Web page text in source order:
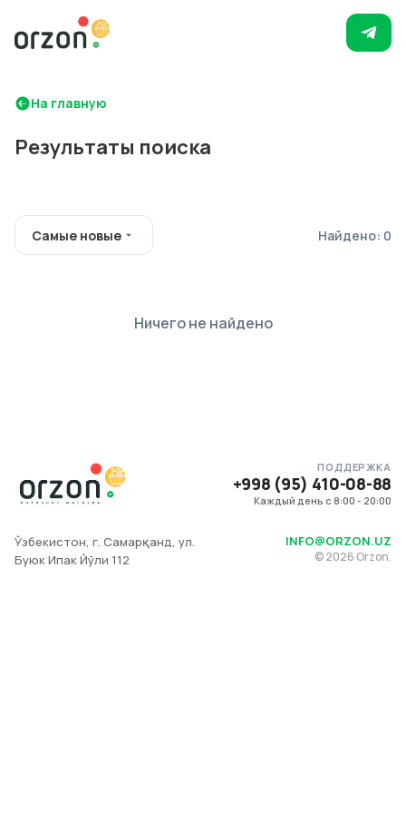
На главную
Результаты поиска
Самые новые Найдено: 0
Ничего не найдено
ПОДДЕРЖКА
+998 (95) 410-08-88
Каждый день с 8:00 - 20:00
Ўзбекистон, г. Самарқанд, ул.
Буюк Ипак Йўли 112
INFO@ORZON.UZ
©2026 Orzon.